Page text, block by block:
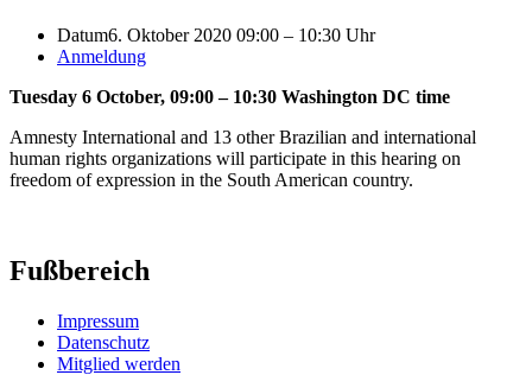
Datum6. Oktober 2020 09:00 – 10:30 Uhr
Anmeldung
Tuesday 6 October, 09:00 – 10:30 Washington DC time
Amnesty International and 13 other Brazilian and international
human rights organizations will participate in this hearing on
freedom of expression in the South American country.
Fußbereich
Impressum
Datenschutz
Mitglied werden